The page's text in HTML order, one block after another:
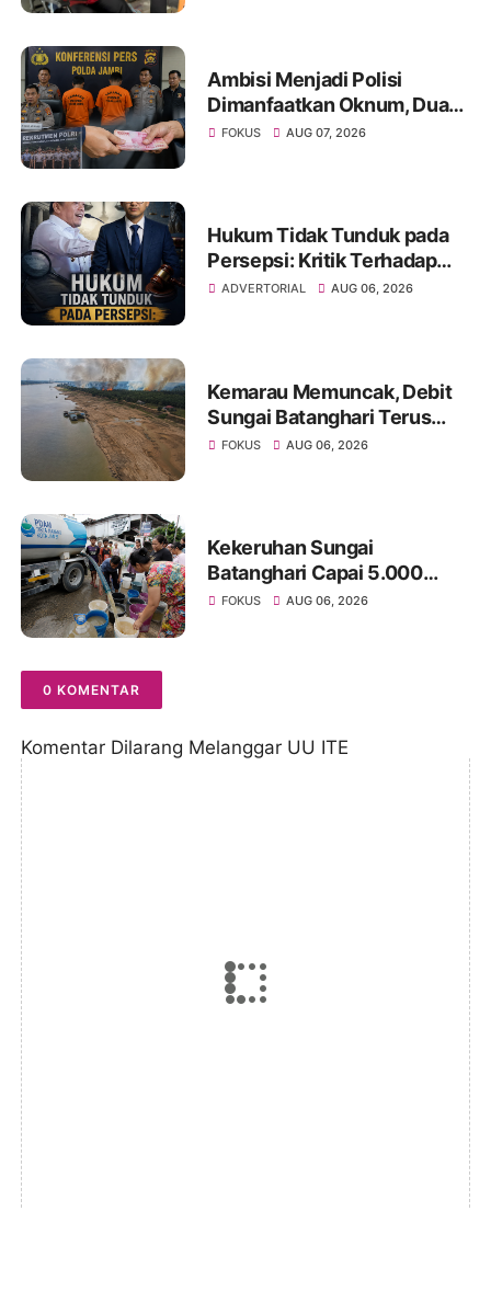
Ambisi Menjadi Polisi
Dimanfaatkan Oknum, Dua
Anggota Polda Jambi Diduga
FOKUS AUG 07, 2026
Hukum Tidak Tunduk pada
Persepsi: Kritik Terhadap
Monopoli Kebenaran oleh
ADVERTORIAL AUG 06, 2026
Kemarau Memuncak, Debit
Sungai Batanghari Terus
Menyusut, Jambi Hadapi
FOKUS AUG 06, 2026
Kekeruhan Sungai
Batanghari Capai 5.000
NTU, Distribusi Air PDAM
FOKUS AUG 06, 2026
0 KOMENTAR
Komentar Dilarang Melanggar UU ITE